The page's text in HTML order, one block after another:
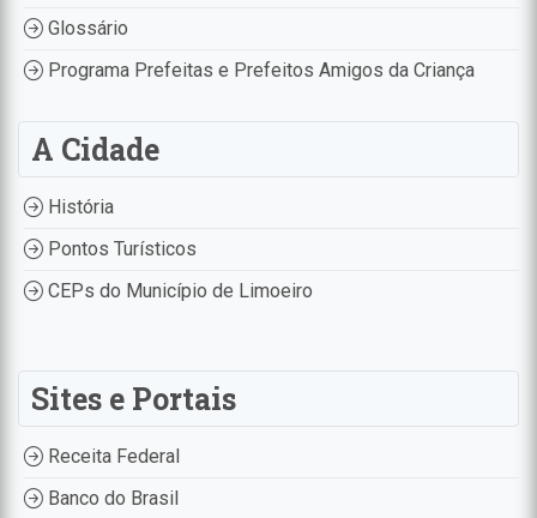
Glossário
Programa Prefeitas e Prefeitos Amigos da Criança
A Cidade
História
Pontos Turísticos
CEPs do Município de Limoeiro
Sites e Portais
Receita Federal
Banco do Brasil